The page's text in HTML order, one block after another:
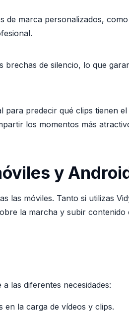
de marca personalizados,
brechas de silencio, lo que
para predecir qué clips tienen
los momentos más
y
las móviles. Tanto si utilizas
la marcha y subir contenido
las diferentes necesidades:
en la carga de vídeos y clips.